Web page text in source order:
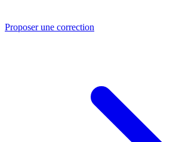
Proposer une correction